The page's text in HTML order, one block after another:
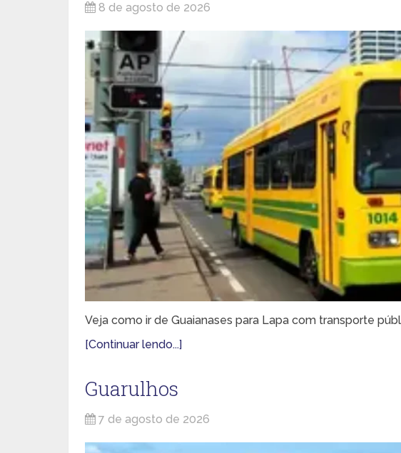
8 de agosto de 2026
Veja como ir de Guaianases para Lapa com transporte
[Continuar lendo...]
Guarulhos
7 de agosto de 2026